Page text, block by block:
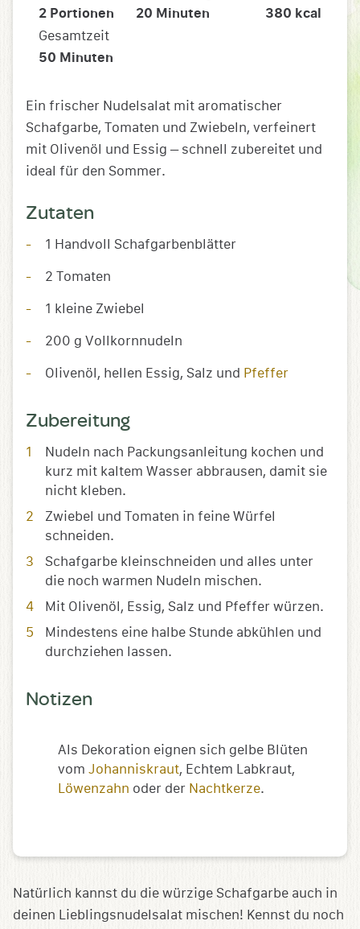
2 Portionen 20 Minuten 380 kcal
Gesamtzeit
50 Minuten
Ein frischer Nudelsalat mit aromatischer
Schafgarbe, Tomaten und Zwiebeln, verfeinert
mit Olivenöl und Essig – schnell zubereitet und
ideal für den Sommer.
Zutaten
1 Handvoll Schafgarbenblätter
2 Tomaten
1 kleine Zwiebel
200 g Vollkornnudeln
Olivenöl, hellen Essig, Salz und Pfeffer
Zubereitung
Nudeln nach Packungsanleitung kochen und
kurz mit kaltem Wasser abbrausen, damit sie
nicht kleben.
Zwiebel und Tomaten in feine Würfel
schneiden.
Schafgarbe kleinschneiden und alles unter
die noch warmen Nudeln mischen.
Mit Olivenöl, Essig, Salz und Pfeffer würzen.
Mindestens eine halbe Stunde abkühlen und
durchziehen lassen.
Notizen
Als Dekoration eignen sich gelbe Blüten
vom Johanniskraut, Echtem Labkraut,
Löwenzahn oder der Nachtkerze.
Natürlich kannst du die würzige Schafgarbe auch in
deinen Lieblingsnudelsalat mischen! Kennst du noch